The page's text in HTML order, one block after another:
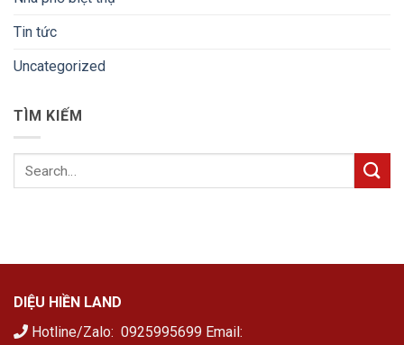
Tin tức
Uncategorized
TÌM KIẾM
DIỆU HIỀN LAND
Hotline/Zalo: 0925995699 Email: